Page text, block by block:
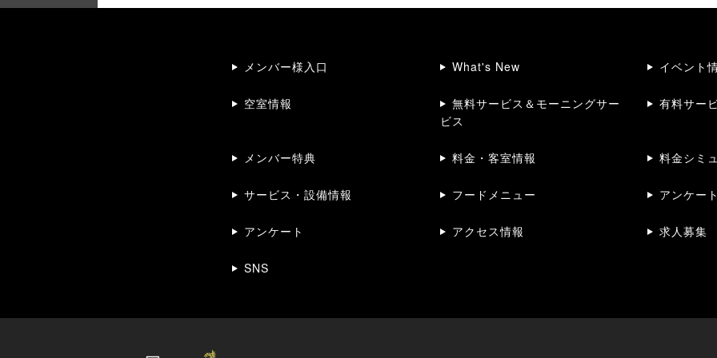
メンバー様入口 What's New イベント
空室情報
無料サービス＆モーニングサー
ビス
有料サー
メンバー特典 料金・客室情報 料金シミ
サービス・設備情報 フードメニュー アンケー
アンケート アクセス情報 求人募集
SNS